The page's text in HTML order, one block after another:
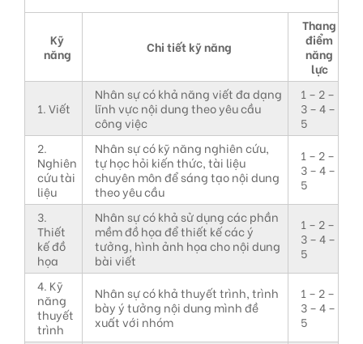
Kỹ
năng
Chi tiết kỹ năng
Thang
điểm
năng
lực
1. Viết
Nhân sự có khả năng viết đa dạng
lĩnh vực nội dung theo yêu cầu
công việc
1 – 2 –
3 – 4 –
5
2.
Nghiên
cứu tài
liệu
Nhân sự có kỹ năng nghiên cứu,
tự học hỏi kiến thức, tài liệu
chuyên môn để sáng tạo nội dung
theo yêu cầu
1 – 2 –
3 – 4 –
5
3.
Thiết
kế đồ
họa
Nhân sự có khả sử dụng các phần
mềm đồ họa để thiết kế các ý
tưởng, hình ảnh họa cho nội dung
bài viết
1 – 2 –
3 – 4 –
5
4. Kỹ
năng
thuyết
trình
Nhân sự có khả thuyết trình, trình
bày ý tưởng nội dung mình đề
xuất với nhóm
1 – 2 –
3 – 4 –
5